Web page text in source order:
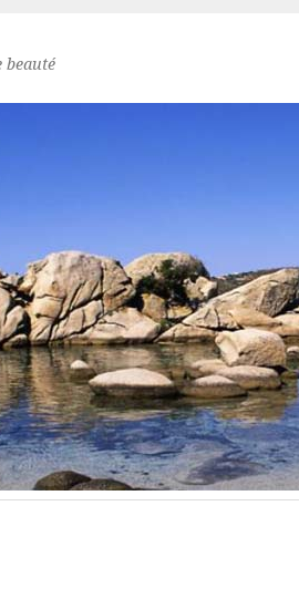
beauté